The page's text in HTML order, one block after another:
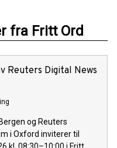
fra Fritt Ord
Reuters Digital News
og Reuters
i Oxford inviterer til
kl. 08:30–10:00 i Fritt